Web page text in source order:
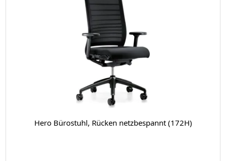
Hero Bürostuhl, Rücken netzbespannt (172H)